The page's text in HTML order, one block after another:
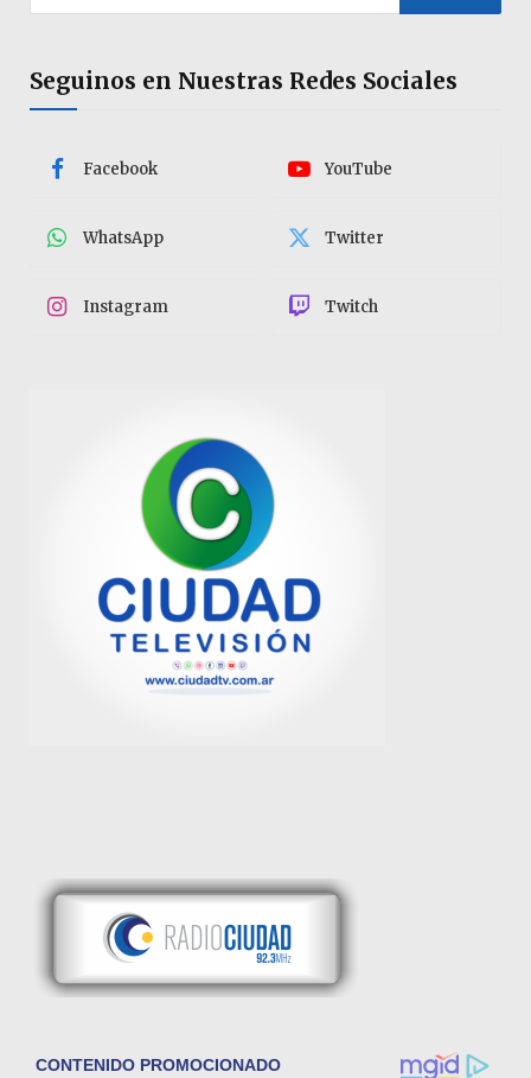
Seguinos en Nuestras Redes Sociales
Facebook YouTube
WhatsApp Twitter
Instagram Twitch